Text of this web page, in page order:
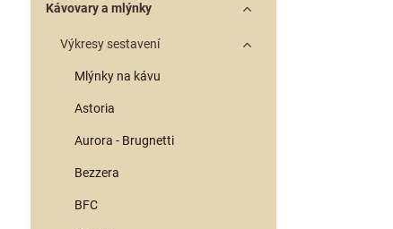
Kávovary a mlýnky
Výkresy sestavení
Mlýnky na kávu
Astoria
Aurora - Brugnetti
Bezzera
BFC